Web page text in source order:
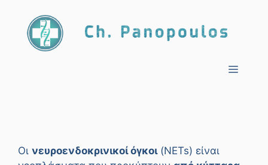
περιεχόμενο
Οι νευροενδοκρινικοί όγκοι(NETs) είναι